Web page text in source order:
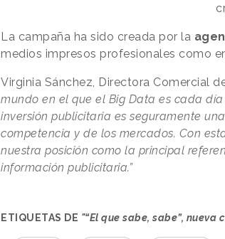
La campaña ha sido creada por la
medios impresos profesionales como
Virginia Sánchez, Directora Comercial
mundo en el que el Big Data es cada
inversión publicitaria es seguramente
competencia y de los mercados. Con
nuestra posición como la principal
información publicitaria.”
ETIQUETAS DE "“El que sabe, sabe”, nueva